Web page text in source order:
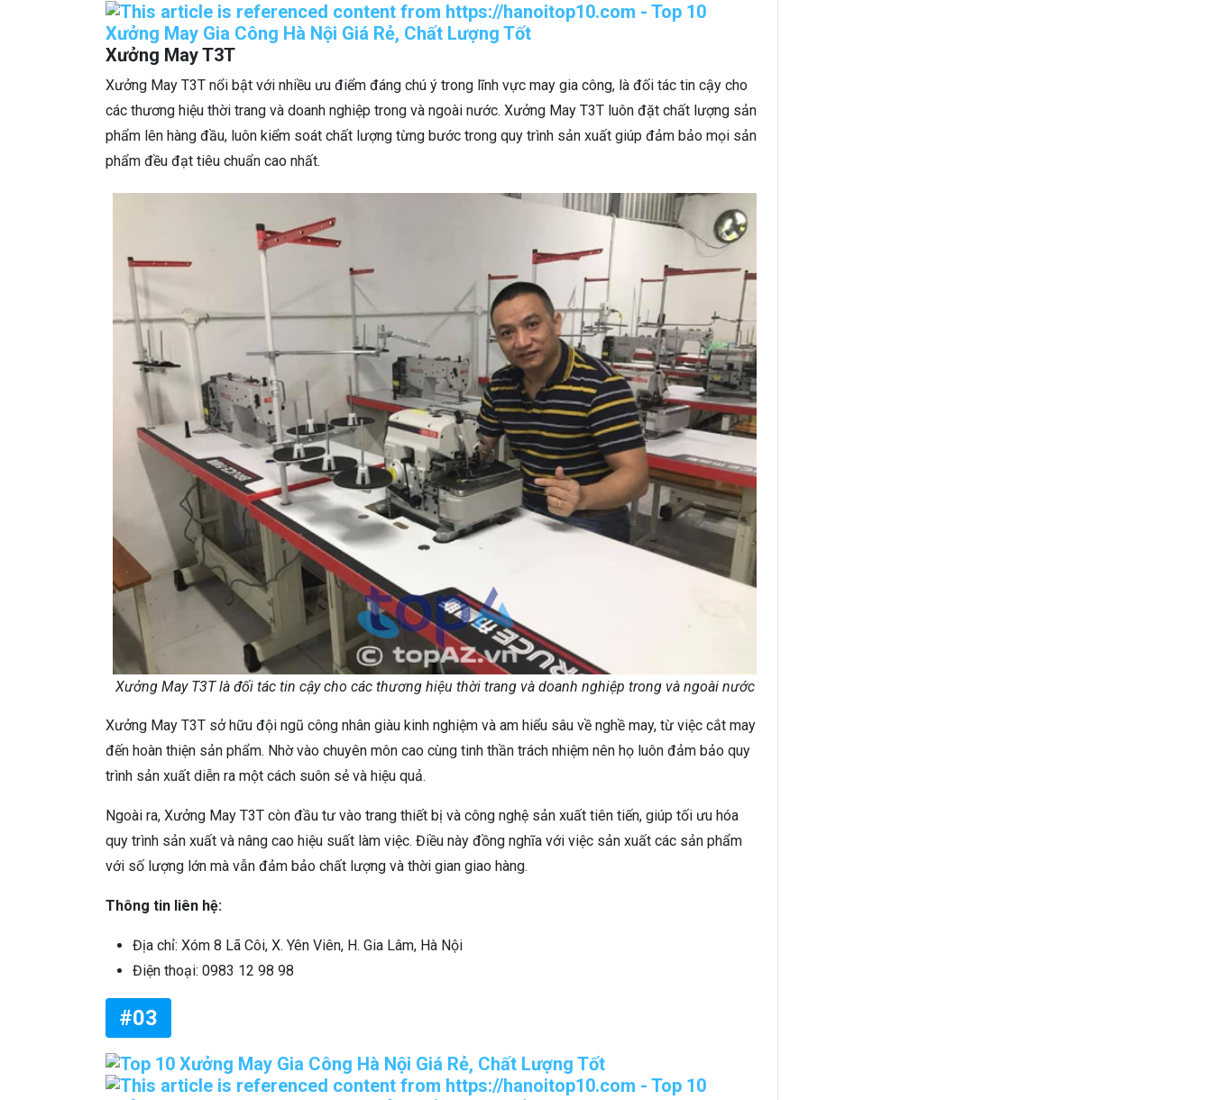
Xưởng May T3T
Xưởng May T3T nổi bật với nhiều ưu điểm đáng chú ý trong lĩnh vực may gia công, là đối tác tin cậy cho
các thương hiệu thời trang và doanh nghiệp trong và ngoài nước. Xưởng May T3T luôn đặt chất lượng sản
phẩm lên hàng đầu, luôn kiểm soát chất lượng từng bước trong quy trình sản xuất giúp đảm bảo mọi sản
phẩm đều đạt tiêu chuẩn cao nhất.
Xưởng May T3T là đối tác tin cậy cho các thương hiệu thời trang và doanh nghiệp trong và ngoài nước
Xưởng May T3T sở hữu đội ngũ công nhân giàu kinh nghiệm và am hiểu sâu về nghề may, từ việc cắt may
đến hoàn thiện sản phẩm. Nhờ vào chuyên môn cao cùng tinh thần trách nhiệm nên họ luôn đảm bảo quy
trình sản xuất diễn ra một cách suôn sẻ và hiệu quả.
Ngoài ra, Xưởng May T3T còn đầu tư vào trang thiết bị và công nghệ sản xuất tiên tiến, giúp tối ưu hóa
quy trình sản xuất và nâng cao hiệu suất làm việc. Điều này đồng nghĩa với việc sản xuất các sản phẩm
với số lượng lớn mà vẫn đảm bảo chất lượng và thời gian giao hàng.
Thông tin liên hệ:
Địa chỉ: Xóm 8 Lã Côi, X. Yên Viên, H. Gia Lâm, Hà Nội
Điện thoại: 0983 12 98 98
#03